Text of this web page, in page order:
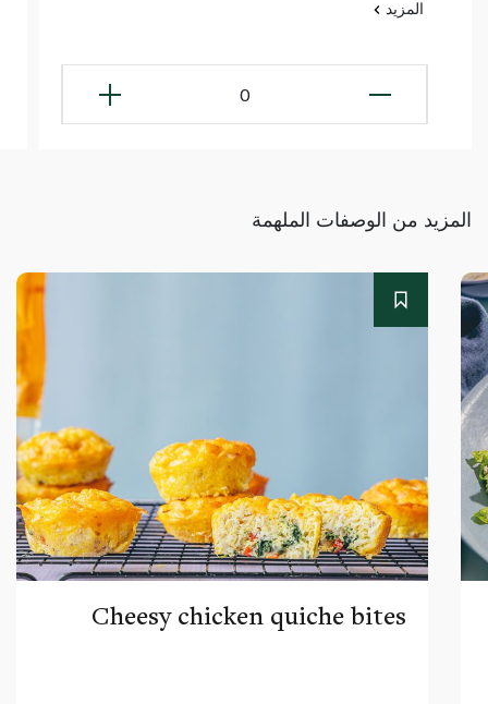
المزيد
0
المزيد من الوصفات الملهمة
Cheesy chicken quiche bites